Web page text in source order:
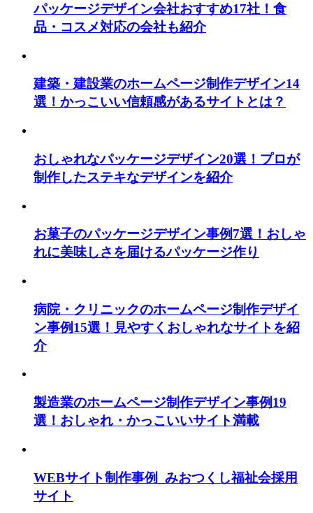
パッケージデザイン会社おすすめ17社！食
品・コスメ対応の会社も紹介
建築・建設業のホームページ制作デザイン14
選！かっこいい信頼感があるサイトとは？
おしゃれなパッケージデザイン20選！プロが
制作したステキなデザインを紹介
お菓子のパッケージデザイン事例7選！おしゃ
れに美味しさを届けるパッケージ作り
病院・クリニックのホームページ制作デザイ
ン事例15選！見やすくおしゃれなサイトを紹
介
製造業のホームページ制作デザイン事例19
選！おしゃれ・かっこいいサイト満載
WEBサイト制作事例_みおつくし福祉会採用
サイト